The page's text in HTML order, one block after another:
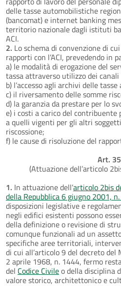
delle tasse automobilistiche
(bancomat) e internet banking
territorio nazionale dagli istituti
ACI.
2. Lo schema di convenzione di
rapporti con l’ACI, prevedendo in
a) le modalità di erogazione del
tassa attraverso utilizzo dei
b) l’accesso agli archivi delle
c) il riversamento delle somme
d) la garanzia da prestare per lo
e) i costi a carico del
a quelli vigenti per gli altri
riscossione;
f) le cause di risoluzione del
Art. 35
(Attuazione dell’articolo
1. In attuazione dell’articolo 2bis
della Repubblica 6 giugno 2001,
disposizioni legislative e
negli edifici esistenti possono
della definizione o revisione di
comunque funzionali ad un
specifiche aree territoriali,
di cui all’articolo 9 del decreto
2 aprile 1968, n. 1444, fermo
del Codice Civileo della disciplina
valore storico, architettonico e